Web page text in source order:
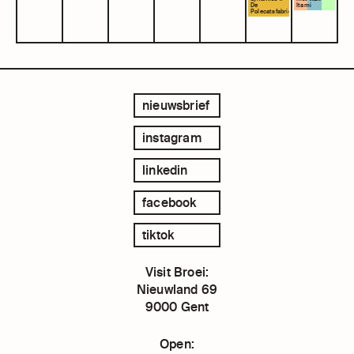
De
Polecatsfabriek
Itami
Living
nieuwsbrief
instagram
linkedin
facebook
tiktok
Visit Broei:
Nieuwland 69
9000 Gent
Open: